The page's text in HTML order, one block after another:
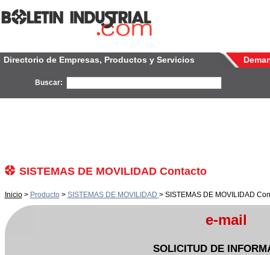
Directorio de Empresas, Productos y Servicios
Buscar:
SISTEMAS DE MOVILIDAD Contacto
Inicio> Producto> SISTEMAS DE MOVILIDAD > SISTEMAS DE MOVILIDAD
e-mail
SOLICITUD DE